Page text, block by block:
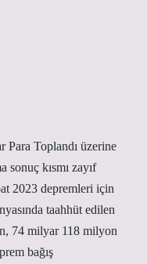
Toplandı üzerine
sonuç kısmı zayıf
2023 depremleri için
taahhüt edilen
74 milyar 118 milyon
bağış